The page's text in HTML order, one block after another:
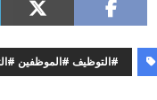
#التوظيف #الموظفين